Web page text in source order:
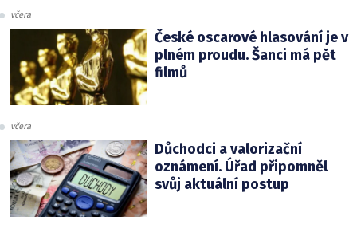
včera
České oscarové hlasování je v
plném proudu. Šanci má pět
filmů
včera
Důchodci a valorizační
oznámení. Úřad připomněl
svůj aktuální postup